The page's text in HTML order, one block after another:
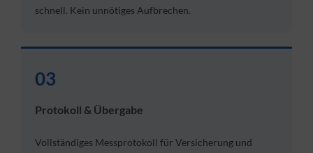
schnell. Kein unnötiges Aufbrechen.
03
Protokoll & Übergabe
Vollständiges Messprotokoll für Versicherung und